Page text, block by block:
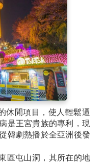
休閒項目，使人輕鬆逼
是王宮貴族的專利，現
韓劇熱播於全亞洲後發
區屯山洞，其所在的地